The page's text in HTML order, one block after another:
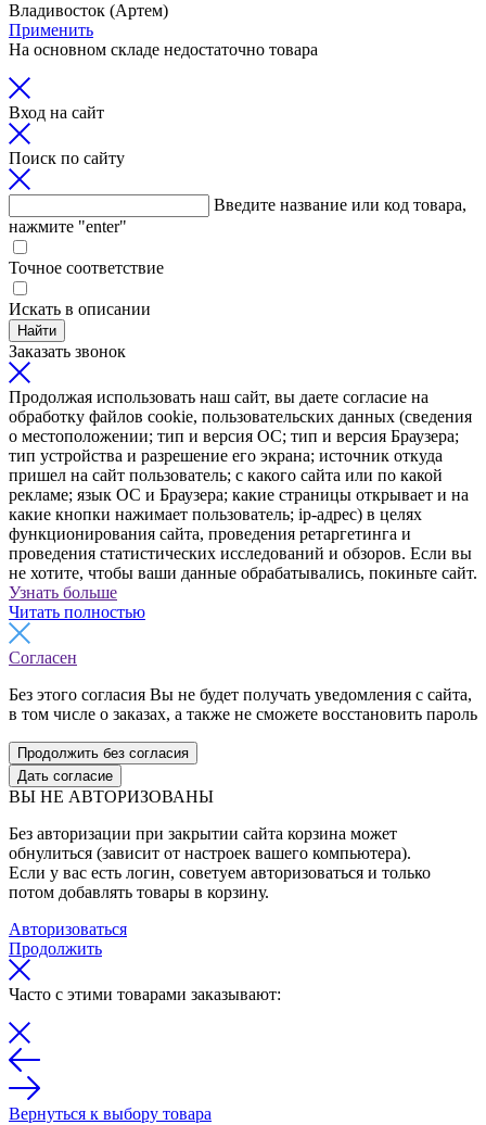
Владивосток (Артем)
Применить
На основном складе недостаточно товара
Вход на сайт
Поиск по сайту
Введите название или код товара,
нажмите "enter"
Точное соответствие
Искать в описании
Найти
Заказать звонок
Продолжая использовать наш сайт, вы даете согласие на
обработку файлов cookie, пользовательских данных (сведения
о местоположении; тип и версия ОС; тип и версия Браузера;
тип устройства и разрешение его экрана; источник откуда
пришел на сайт пользователь; с какого сайта или по какой
рекламе; язык ОС и Браузера; какие страницы открывает и на
какие кнопки нажимает пользователь; ip-адрес) в целях
функционирования сайта, проведения ретаргетинга и
проведения статистических исследований и обзоров. Если вы
не хотите, чтобы ваши данные обрабатывались, покиньте сайт.
Узнать больше
Читать полностью
Согласен
Без этого согласия Вы не будет получать уведомления с сайта,
в том числе о заказах, а также не сможете восстановить пароль
Продолжить без согласия
Дать согласие
ВЫ НЕ АВТОРИЗОВАНЫ
Без авторизации при закрытии сайта корзина может
обнулиться (зависит от настроек вашего компьютера).
Если у вас есть логин, советуем авторизоваться и только
потом добавлять товары в корзину.
Авторизоваться
Продолжить
Часто с этими товарами заказывают:
Вернуться к выбору товара